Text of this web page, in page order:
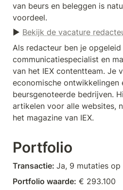
van beurs en beleggen is
voordeel.
► Bekijk de vacature
Als redacteur ben je
communicatiespecialist en
van het IEX contentteam. Je
economische ontwikkelingen
beursgenoteerde bedrijven.
artikelen voor alle websites,
het magazine van IEX.
Portfolio
Transactie: Ja, 9 mutaties
Portfolio waarde: € 293.100